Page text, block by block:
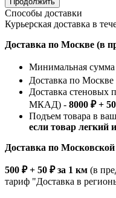
Способы доставки
Курьерская доставка в
Доставка по Москве (в
Минимальная сумма
Доставка по
Доставка стеновых
МКАД) - 8000 ₽ +
Подъем товара в
если товар легкий
Доставка по
500 ₽ + 50 ₽ за 1 км (в
тариф "Доставка в